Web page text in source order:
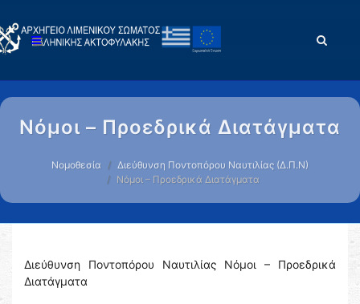
Νόμοι – Προεδρικά Διατάγματα
Νομοθεσία
Διεύθυνση Ποντοπόρου Ναυτιλίας (Δ.Π.Ν)
Νόμοι – Προεδρικά Διατάγματα
Διεύθυνση Ποντοπόρου Ναυτιλίας Νόμοι – Προεδρικά
Διατάγματα